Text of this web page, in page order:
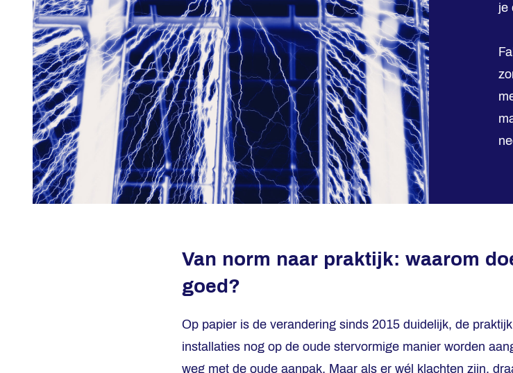
je
Van norm naar praktijk: waarom
goed?
Op papier is de verandering sinds 2015 duidelijk, de
installaties nog op de oude stervormige manier worden
weg met de oude aanpak. Maar als er wél klachten zijn,